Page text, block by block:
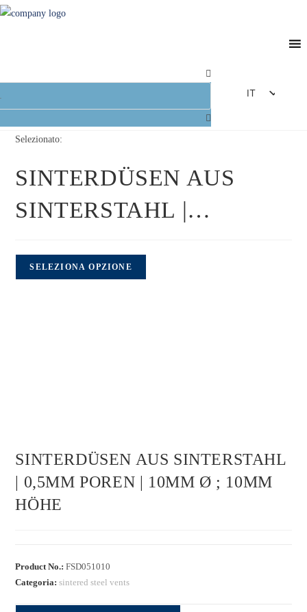
IT
Selezionato:
SINTERDÜSEN AUS
SINTERSTAHL |…
SELEZIONA OPZIONE
SINTERDÜSEN AUS SINTERSTAHL
| 0,5MM POREN | 10MM Ø ; 10MM
HÖHE
Product No.:FSD051010
Categoria:sintered steel vents